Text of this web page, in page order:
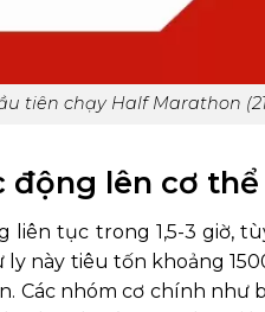
tiên chạy Half Marathon
động lên cơ thể
tục trong 1,5-3 giờ,
ly này tiêu tốn khoảng
Các nhóm cơ chính như